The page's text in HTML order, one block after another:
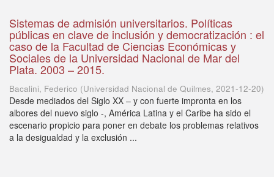
Sistemas de admisión universitarios. Políticas
públicas en clave de inclusión y democratización : el
caso de la Facultad de Ciencias Económicas y
Sociales de la Universidad Nacional de Mar del
Plata. 2003 – 2015.
Bacalini, Federico (Universidad Nacional de Quilmes, 2021-12-20)
Desde mediados del Siglo XX – y con fuerte impronta en los
albores del nuevo siglo -, América Latina y el Caribe ha sido el
escenario propicio para poner en debate los problemas relativos
a la desigualdad y la exclusión ...